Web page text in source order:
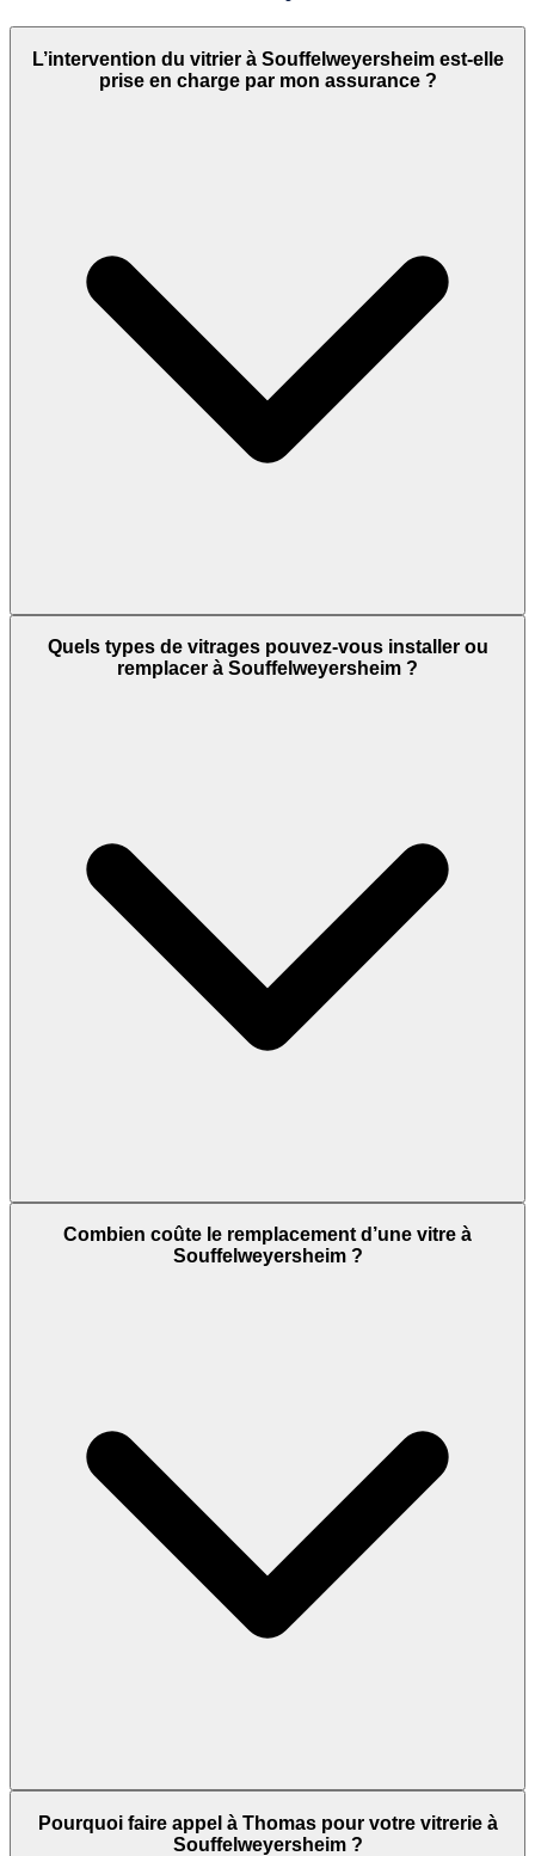
L’intervention du vitrier à Souffelweyersheim est-elle
prise en charge par mon assurance ?
Quels types de vitrages pouvez-vous installer ou
remplacer à Souffelweyersheim ?
Combien coûte le remplacement d’une vitre à
Souffelweyersheim ?
Pourquoi faire appel à Thomas pour votre vitrerie à
Souffelweyersheim ?